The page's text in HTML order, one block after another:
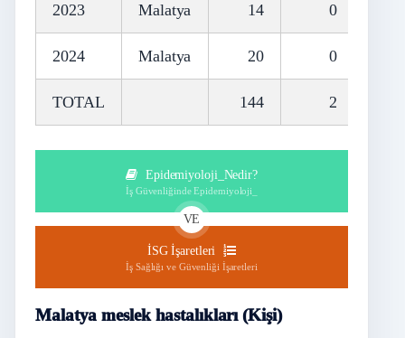
2023 Malatya 14 0
2024 Malatya 20 0
TOTAL 144 2
Epidemiyoloji_Nedir?
İş Güvenliğinde Epidemiyoloji_
VE
İSG İşaretleri
İş Sağlığı ve Güvenliği İşaretleri
Malatya meslek hastalıkları (Kişi)